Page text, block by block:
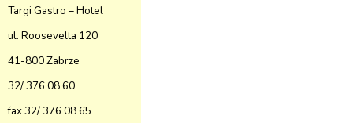
Targi Gastro – Hotel
ul. Roosevelta 120
41-800 Zabrze
32/ 376 08 60
fax 32/ 376 08 65